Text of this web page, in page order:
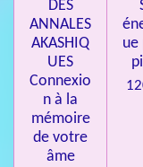
DES
ANNALES
AKASHIQ
UES
Connexio
n à la
mémoire
de votre
âme
ue